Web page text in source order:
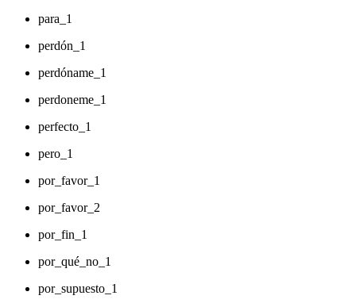
para_1
perdón_1
perdóname_1
perdoneme_1
perfecto_1
pero_1
por_favor_1
por_favor_2
por_fin_1
por_qué_no_1
por_supuesto_1